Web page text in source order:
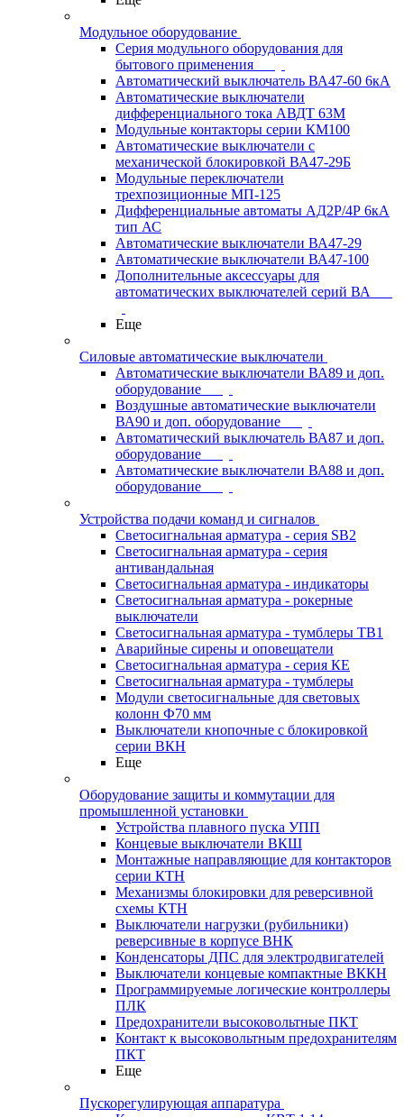
Модульное оборудование
Серия модульного оборудования для
бытового применения
Автоматический выключатель ВА47-60 6кА
Автоматические выключатели
дифференциального тока АВДТ 63М
Модульные контакторы серии КМ100
Автоматические выключатели с
механической блокировкой ВА47-29Б
Модульные переключатели
трехпозиционные МП-125
Дифференциальные автоматы АД2Р/4Р 6кА
тип АС
Автоматические выключатели ВА47-29
Автоматические выключатели ВА47-100
Дополнительные аксессуары для
автоматических выключателей серий ВА
Еще
Силовые автоматические выключатели
Автоматические выключатели ВА89 и доп.
оборудование
Воздушные автоматические выключатели
ВА90 и доп. оборудование
Автоматический выключатель ВА87 и доп.
оборудование
Автоматические выключатели ВА88 и доп.
оборудование
Устройства подачи команд и сигналов
Светосигнальная арматура - серия SB2
Светосигнальная арматура - серия
антивандальная
Светосигнальная арматура - индикаторы
Светосигнальная арматура - рокерные
выключатели
Светосигнальная арматура - тумблеры ТВ1
Аварийные сирены и оповещатели
Светосигнальная арматура - серия КЕ
Светосигнальная арматура - тумблеры
Модули светосигнальные для световых
колонн Ф70 мм
Выключатели кнопочные с блокировкой
серии ВКН
Еще
Оборудование защиты и коммутации для
промышленной установки
Устройства плавного пуска УПП
Концевые выключатели ВКШ
Монтажные направляющие для контакторов
серии КТН
Механизмы блокировки для реверсивной
схемы КТН
Выключатели нагрузки (рубильники)
реверсивные в корпусе ВНК
Конденсаторы ДПС для электродвигателей
Выключатели концевые компактные ВККН
Программируемые логические контроллеры
ПЛК
Предохранители высоковольтные ПКТ
Контакт к высоковольтным предохранителям
ПКТ
Еще
Пускорегулирующая аппаратура